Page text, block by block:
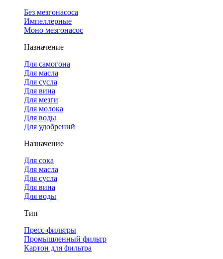
Без мезгонасоса
Импеллерные
Моно мезгонасос
Назначение
Для самогона
Для масла
Для сусла
Для вина
Для мезги
Для молока
Для воды
Для удобрений
Назначение
Для сока
Для масла
Для сусла
Для вина
Для воды
Тип
Пресс-фильтры
Промышленный фильтр
Картон для фильтра